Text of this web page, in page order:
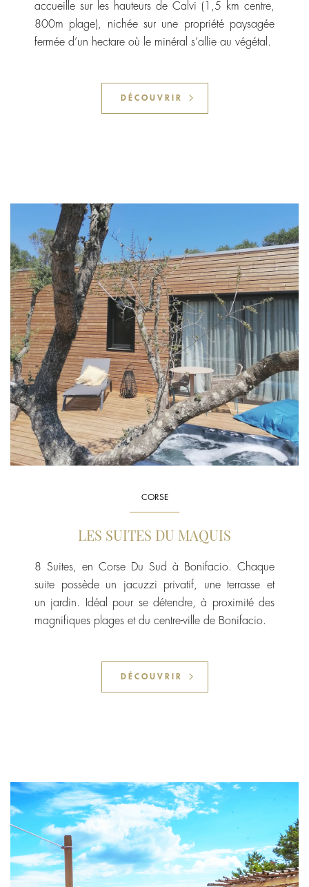
accueille sur les hauteurs de Calvi (1,5 km centre,
800m plage), nichée sur une propriété paysagée
fermée d’un hectare où le minéral s’allie au végétal.
DÉCOUVRIR
CORSE
LES SUITES DU MAQUIS
8 Suites, en Corse Du Sud à Bonifacio. Chaque
suite possède un jacuzzi privatif, une terrasse et
un jardin. Idéal pour se détendre, à proximité des
magnifiques plages et du centre-ville de Bonifacio.
DÉCOUVRIR